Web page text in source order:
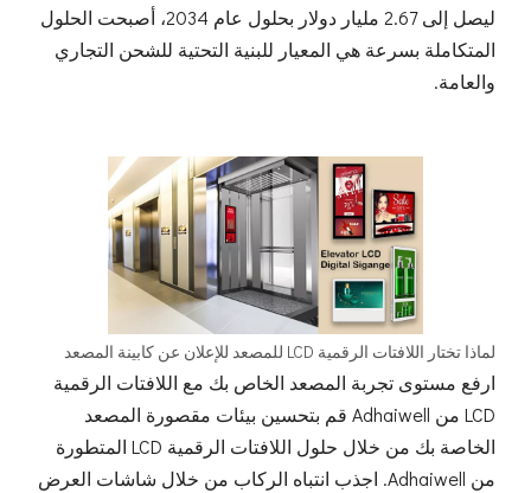
ليصل إلى 2.67 مليار دولار بحلول عام 2034، أصبحت الحلول
المتكاملة بسرعة هي المعيار للبنية التحتية للشحن التجاري
والعامة.
لماذا تختار اللافتات الرقمية LCD للمصعد للإعلان عن كابينة المصعد
ارفع مستوى تجربة المصعد الخاص بك مع اللافتات الرقمية
LCD من Adhaiwell قم بتحسين بيئات مقصورة المصعد
الخاصة بك من خلال حلول اللافتات الرقمية LCD المتطورة
من Adhaiwell. اجذب انتباه الركاب من خلال شاشات العرض